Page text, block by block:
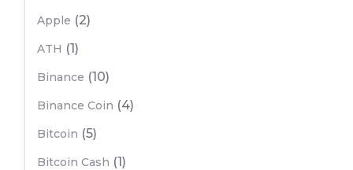
Apple (2)
ATH (1)
Binance (10)
Binance Coin (4)
Bitcoin (5)
Bitcoin Cash (1)